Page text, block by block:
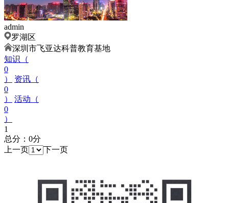
admin
罗湖区
深圳市飞亚达科普教育基地
知识（
0
）
资讯（
0
）
活动（
0
）
1
总分：0分
上一页
下一页